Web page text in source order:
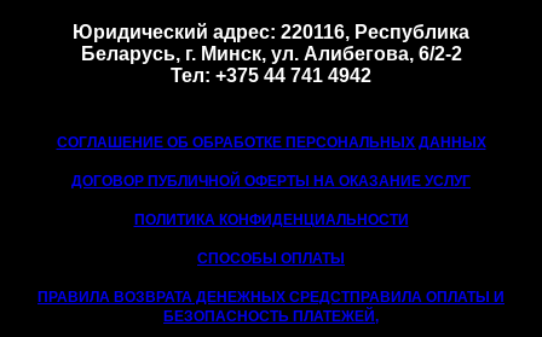
Юридический адрес: 220116, Республика
Беларусь, г. Минск, ул. Алибегова, 6/2-2
Тел: +375 44 741 4942
СОГЛАШЕНИЕ ОБ ОБРАБОТКЕ ПЕРСОНАЛЬНЫХ ДАННЫХ
ДОГОВОР ПУБЛИЧНОЙ ОФЕРТЫ НА ОКАЗАНИЕ УСЛУГ
ПОЛИТИКА КОНФИДЕНЦИАЛЬНОСТИ
СПОСОБЫ ОПЛАТЫ
ПРАВИЛА ВОЗВРАТА ДЕНЕЖНЫХ СРЕДСТПРАВИЛА ОПЛАТЫ И
БЕЗОПАСНОСТЬ ПЛАТЕЖЕЙ,